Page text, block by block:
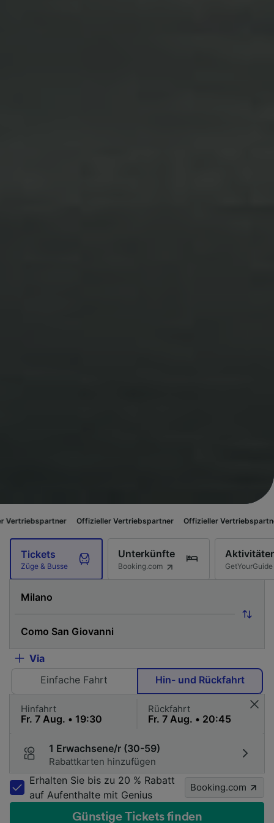
Offizieller Vertriebspartner Offizieller Vertriebspartner
Tickets
Züge & Busse
Unterkünfte
Booking.com GetYourGuide
Via
Einfache Fahrt
Hin- und Rückfahrt
Hinfahrt Rückfahrt
1 Erwachsene/r (30-59)
Rabattkarten hinzufügen
Erhalten Sie bis zu 20 % Rabatt
auf Aufenthalte mit Genius
Booking.com
Günstige Tickets finden